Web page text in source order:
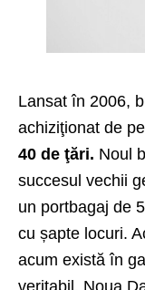
Lansat în 2006,
achiziţionat de
40 de ţări. Noul
succesul vechii
un portbagaj de
cu șapte locuri.
acum există în
veritabil. Noua